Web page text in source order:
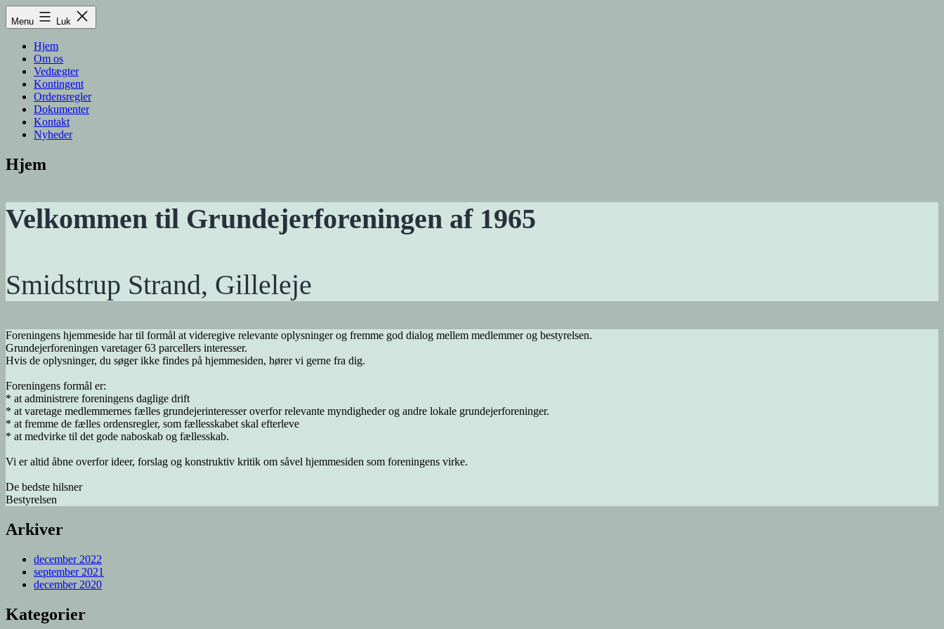
Fortsæt
tilMenu Luk
Hjem
Om os
Vedtægter
Kontingent
Ordensregler
Dokumenter
Kontakt
Nyheder
Hjem
Velkommen til Grundejerforeningen af 1965
Smidstrup Strand, Gilleleje
Foreningens hjemmeside har til formål at videregive relevante oplysninger og fremme god dialog mellem medlemmer og bestyrelsen.
Grundejerforeningen varetager 63 parcellers interesser.
Hvis de oplysninger, du søger ikke findes på hjemmesiden, hører vi gerne fra dig.
Foreningens formål er:
* at administrere foreningens daglige drift
* at varetage medlemmernes fælles grundejerinteresser overfor relevante myndigheder og andre lokale grundejerforeninger.
* at fremme de fælles ordensregler, som fællesskabet skal efterleve
* at medvirke til det gode naboskab og fællesskab.
Vi er altid åbne overfor ideer, forslag og konstruktiv kritik om såvel hjemmesiden som foreningens virke.
De bedste hilsner
Bestyrelsen
Arkiver
december 2022
september 2021
december 2020
Kategorier